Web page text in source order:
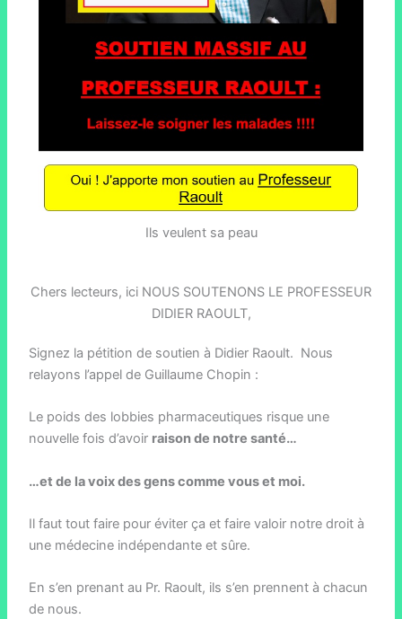
Ils veulent sa peau
Chers lecteurs, ici NOUS SOUTENONS LE PROFESSEUR
DIDIER RAOULT,
Signez la pétition de soutien à Didier Raoult. Nous
relayons l’appel de Guillaume Chopin :
Le poids des lobbies pharmaceutiques risque une
nouvelle fois d’avoir raison de notre santé…
…et de la voix des gens comme vous et moi.
Il faut tout faire pour éviter ça et faire valoir notre droit à
une médecine indépendante et sûre.
En s’en prenant au Pr. Raoult, ils s’en prennent à chacun
de nous.